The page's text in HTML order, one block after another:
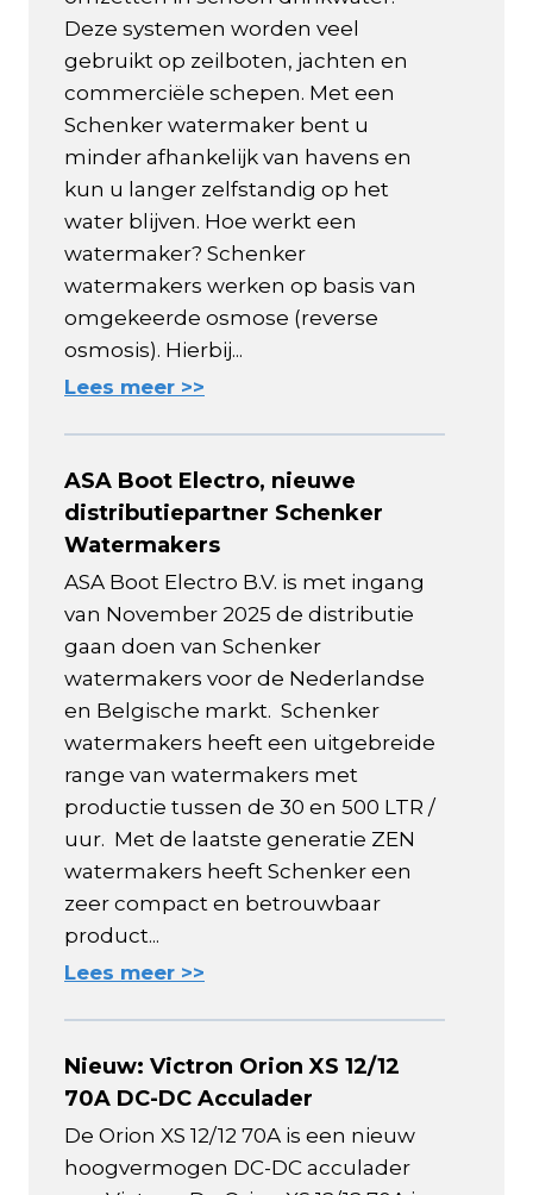
Deze systemen worden veel
gebruikt op zeilboten, jachten en
commerciële schepen. Met een
Schenker watermaker bent u
minder afhankelijk van havens en
kun u langer zelfstandig op het
water blijven. Hoe werkt een
watermaker? Schenker
watermakers werken op basis van
omgekeerde osmose (reverse
osmosis). Hierbij...
Lees meer >>
ASA Boot Electro, nieuwe
distributiepartner Schenker
Watermakers
ASA Boot Electro B.V. is met ingang
van November 2025 de distributie
gaan doen van Schenker
watermakers voor de Nederlandse
en Belgische markt. Schenker
watermakers heeft een uitgebreide
range van watermakers met
productie tussen de 30 en 500 LTR /
uur. Met de laatste generatie ZEN
watermakers heeft Schenker een
zeer compact en betrouwbaar
product...
Lees meer >>
Nieuw: Victron Orion XS 12/12
70A DC-DC Acculader
De Orion XS 12/12 70A is een nieuw
hoogvermogen DC-DC acculader